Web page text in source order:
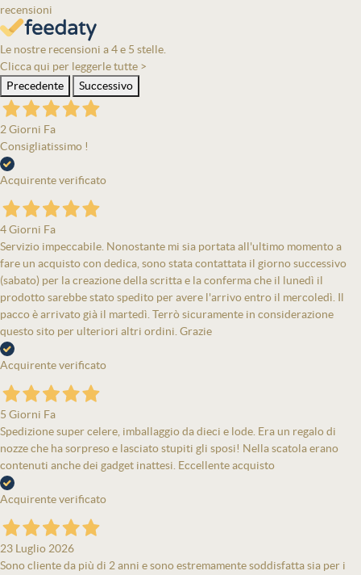
recensioni
Le nostre recensioni a 4 e 5 stelle.
Clicca qui per leggerle tutte >
Precedente
Successivo
2 Giorni Fa
Consigliatissimo !
Acquirente verificato
4 Giorni Fa
Servizio impeccabile. Nonostante mi sia portata all'ultimo momento a
fare un acquisto con dedica, sono stata contattata il giorno successivo
(sabato) per la creazione della scritta e la conferma che il lunedì il
prodotto sarebbe stato spedito per avere l'arrivo entro il mercoledì. Il
pacco è arrivato già il martedì. Terrò sicuramente in considerazione
questo sito per ulteriori altri ordini. Grazie
Acquirente verificato
5 Giorni Fa
Spedizione super celere, imballaggio da dieci e lode. Era un regalo di
nozze che ha sorpreso e lasciato stupiti gli sposi! Nella scatola erano
contenuti anche dei gadget inattesi. Eccellente acquisto
Acquirente verificato
23 Luglio 2026
Sono cliente da più di 2 anni e sono estremamente soddisfatta sia per i